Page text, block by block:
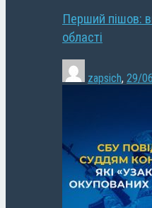
Перший пішов:
області
zapsich, 29/